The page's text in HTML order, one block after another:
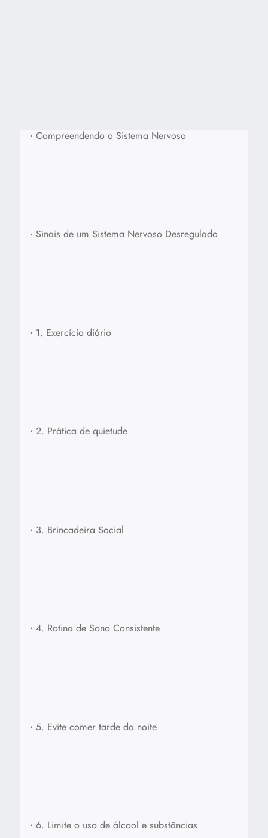
• Compreendendo o Sistema Nervoso
• Sinais de um Sistema Nervoso Desregulado
• 1. Exercício diário
• 2. Prática de quietude
• 3. Brincadeira Social
• 4. Rotina de Sono Consistente
• 5. Evite comer tarde da noite
• 6. Limite o uso de álcool e substâncias